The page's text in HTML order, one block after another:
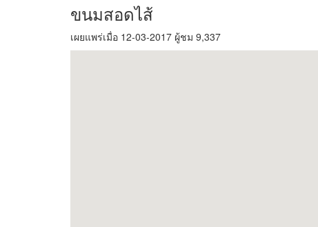
ขนมสอดไส้
เผยแพร่เมื่อ 12-03-2017 ผู้ชม 9,337